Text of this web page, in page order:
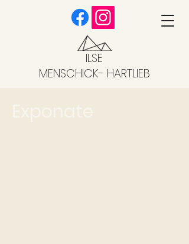
ILSE
MENSCHICK- HARTLIEB